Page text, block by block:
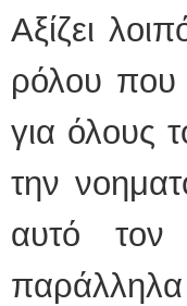
Αξίζει
ρόλου που
για όλους
την
αυτό